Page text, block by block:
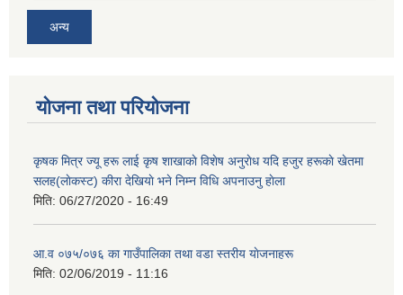
अन्य
योजना तथा परियोजना
कृषक मित्र ज्यू हरू लाई कृष शाखाकाे विशेष अनुराेध यदि हजुर हरूकाे खेतमा
सलह(लाेकस्ट) कीरा देखियाे भने निम्न विधि अपनाउनु हाेला
मिति: 06/27/2020 - 16:49
आ‍.व ०७५/०७६ का गाउँपालिका तथा वडा स्तरीय याेजनाहरू
मिति: 02/06/2019 - 11:16